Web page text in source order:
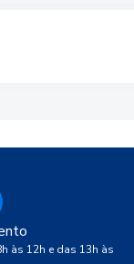
às 12h e das 13h às